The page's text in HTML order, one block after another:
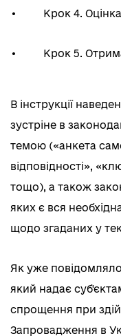
• Крок 4.
• Крок 5.
В інструкції
зустріне в
темою («анкета
відповідності»,
тощо), а також
яких є вся
щодо згаданих у
Як уже
який надає
спрощення при
Запровадження в